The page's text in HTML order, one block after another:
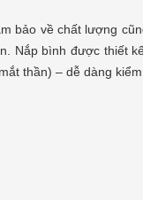
bảo về chất lượng
Nắp bình được thiết
thần) – dễ dàng